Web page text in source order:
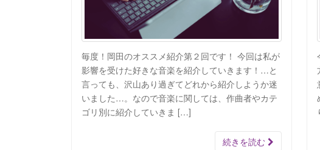
毎度！岡田のオススメ紹介第２回です！ 今回は私が
影響を受けた好きな音楽を紹介していきます！…と
言っても、沢山あり過ぎてどれから紹介しようか迷
いました…。なので音楽に関しては、作曲者やカテ
ゴリ別に紹介していきま […]
続きを読む